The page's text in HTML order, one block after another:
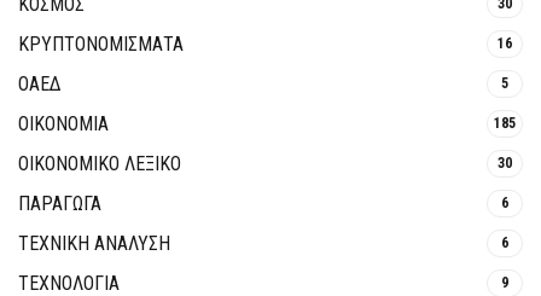
ΚΡΥΠΤΟΝΟΜΊΣΜΑΤΑ 16
ΟΑΕΔ 5
ΟΙΚΟΝΟΜΙΑ 185
ΟΙΚΟΝΟΜΙΚΟ ΛΕΞΙΚΟ 30
ΠΑΡΑΓΩΓΑ 6
ΤΕΧΝΙΚΗ ΑΝΑΛΥΣΗ 6
ΤΕΧΝΟΛΟΓΙΑ 9